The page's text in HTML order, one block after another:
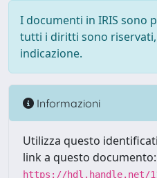
I documenti in IRIS sono
tutti i diritti sono riservati,
indicazione.
Informazioni
Utilizza questo
link a questo documento:
https://hdl.handle.net/